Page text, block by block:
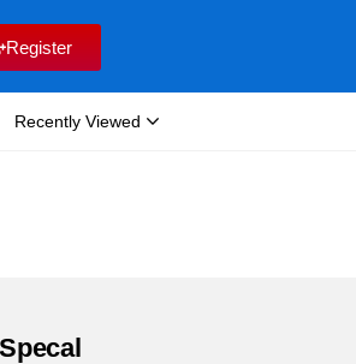
Register
Recently Viewed